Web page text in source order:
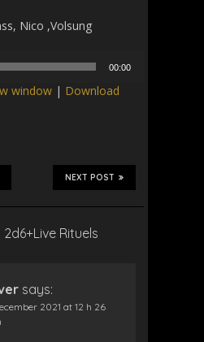
Nico ,Volsung
00:00
window | Download
NEXT POST
Rituels
says:
2021 at 12 h 26